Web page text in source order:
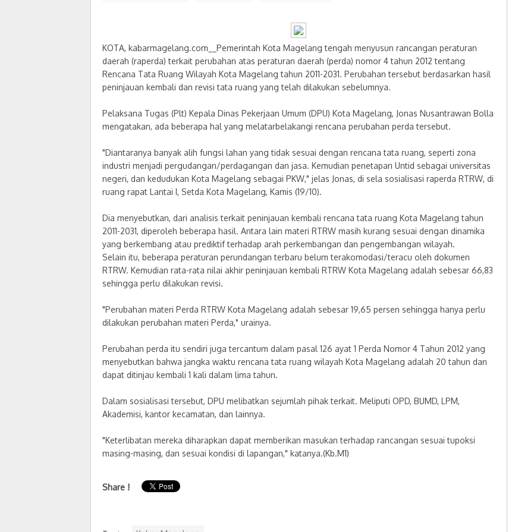
KOTA, kabarmagelang.com__Pemerintah Kota Magelang tengah menyusun rancangan peraturan
daerah (raperda) terkait perubahan atas peraturan daerah (perda) nomor 4 tahun 2012 tentang
Rencana Tata Ruang Wilayah Kota Magelang tahun 2011-2031. Perubahan tersebut berdasarkan hasil
peninjauan kembali dan revisi tata ruang yang telah dilakukan sebelumnya.
Pelaksana Tugas (Plt) Kepala Dinas Pekerjaan Umum (DPU) Kota Magelang, Jonas Nusantrawan Bolla
mengatakan, ada beberapa hal yang melatarbelakangi rencana perubahan perda tersebut.
"Diantaranya banyak alih fungsi lahan yang tidak sesuai dengan rencana tata ruang, seperti zona
industri menjadi pergudangan/perdagangan dan jasa. Kemudian penetapan Untid sebagai universitas
negeri, dan kedudukan Kota Magelang sebagai PKW," jelas Jonas, di sela sosialisasi raperda RTRW, di
ruang rapat Lantai I, Setda Kota Magelang, Kamis (19/10).
Dia menyebutkan, dari analisis terkait peninjauan kembali rencana tata ruang Kota Magelang tahun
2011-2031, diperoleh beberapa hasil. Antara lain materi RTRW masih kurang sesuai dengan dinamika
yang berkembang atau prediktif terhadap arah perkembangan dan pengembangan wilayah.
Selain itu, beberapa peraturan perundangan terbaru belum terakomodasi/teracu oleh dokumen
RTRW. Kemudian rata-rata nilai akhir peninjauan kembali RTRW Kota Magelang adalah sebesar 66,83
sehingga perlu dilakukan revisi.
"Perubahan materi Perda RTRW Kota Magelang adalah sebesar 19,65 persen sehingga hanya perlu
dilakukan perubahan materi Perda," urainya.
Perubahan perda itu sendiri juga tercantum dalam pasal 126 ayat 1 Perda Nomor 4 Tahun 2012 yang
menyebutkan bahwa jangka waktu rencana tata ruang wilayah Kota Magelang adalah 20 tahun dan
dapat ditinjau kembali 1 kali dalam lima tahun.
Dalam sosialisasi tersebut, DPU melibatkan sejumlah pihak terkait. Meliputi OPD, BUMD, LPM,
Akademisi, kantor kecamatan, dan lainnya.
"Keterlibatan mereka diharapkan dapat memberikan masukan terhadap rancangan sesuai tupoksi
masing-masing, dan sesuai kondisi di lapangan," katanya.(Kb.M1)
Share !